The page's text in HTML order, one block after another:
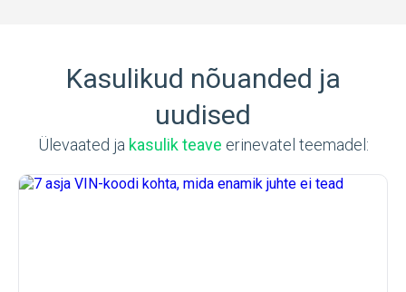
Kasulikud nõuanded ja
uudised
Ülevaated ja kasulik teave erinevatel teemadel: